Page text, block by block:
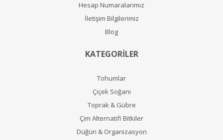
Hesap Numaralarımız
İletişim Bilgilerimiz
Blog
KATEGORİLER
Tohumlar
Çiçek Soğanı
Toprak & Gübre
Çim Alternatifi Bitkiler
Düğün & Organizasyon